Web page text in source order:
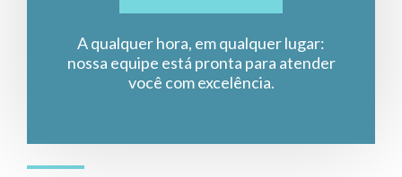
A qualquer hora, em qualquer lugar:
nossa equipe está pronta para atender
você com excelência.